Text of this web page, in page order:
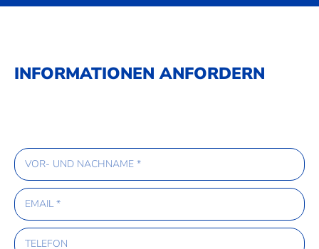
INFORMATIONEN ANFORDERN